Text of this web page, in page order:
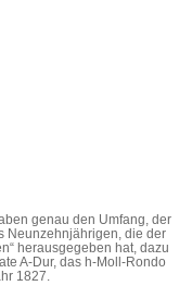
genau den Umfang, der
Neunzehnjährigen, die der
herausgegeben hat, dazu
A-Dur, das h-Moll-Rondo
1827.